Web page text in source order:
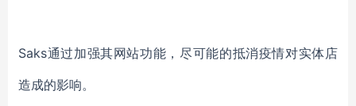
Saks通过加强其网站功能 ，尽可能的抵消疫情对实体店
造成的影响。